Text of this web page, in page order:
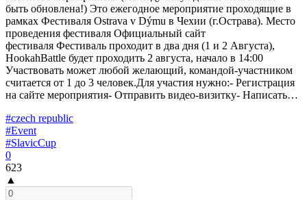
быть обновлена!) Это ежегодное мероприятие проходящие в
рамках Фестиваля Ostrava v Dýmu в Чехии (г.Острава). Место
проведения фестиваля Официальный сайт
фестиваля Фестиваль проходит в два дня (1 и 2 Августа),
HookahBattle будет проходить 2 августа, начало в 14:00
Участвовать может любой желающий, командой-участником
считается от 1 до 3 человек.Для участия нужно:- Регистрация
на сайте мероприятия- Отправить видео-визитку- Написать…
#czech republic
#Event
#SlavicCup
0
623
▲